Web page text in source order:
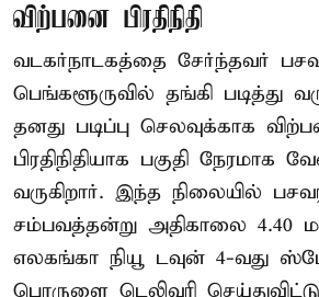
விற்பனை பிரதிநிதி
வடகர்நாடகத்தை சேர்ந்தவர்
பெங்களூருவில் தங்கி படித்து
தனது படிப்பு செலவுக்காக
பிரதிநிதியாக பகுதி நேரமாக
வருகிறார். இந்த நிலையில்
சம்பவத்தன்று அதிகாலை 4.40
எலகங்கா நியூ டவுன் 4-வது
பொருளை டெலிவரி